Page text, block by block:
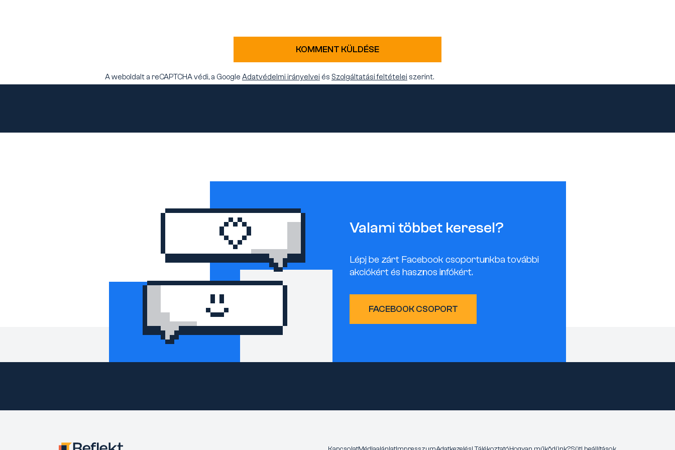
KOMMENT KÜLDÉSE
A weboldalt a reCAPTCHA védi, a Google Adatvédelmi irányelvei és Szolgáltatási feltételei szerint.
Valami többet keresel?
Lépj be zárt Facebook csoportunkba további
akciókért és hasznos infókért.
FACEBOOK CSOPORT